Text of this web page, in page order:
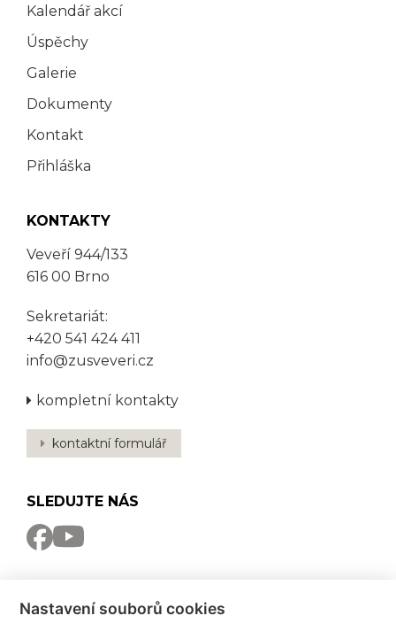
Kalendář akcí
Úspěchy
Galerie
Dokumenty
Kontakt
Přihláška
KONTAKTY
Veveří 944/133
616 00 Brno
Sekretariát:
+420 541 424 411
info@zusveveri.cz
kompletní kontakty
kontaktní formulář
SLEDUJTE NÁS
Nastavení souborů cookies